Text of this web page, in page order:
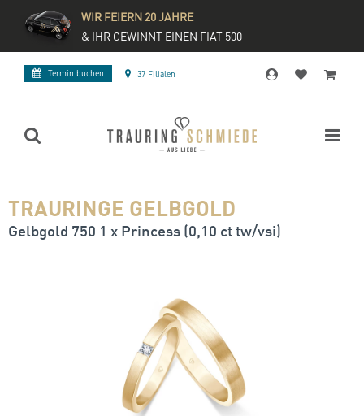
WIR FEIERN 20 JAHRE
& IHR GEWINNT EINEN FIAT 500
Termin buchen 37 Filialen
TRAURINGE GELBGOLD
Gelbgold 750 1 x Princess (0,10 ct tw/vsi)